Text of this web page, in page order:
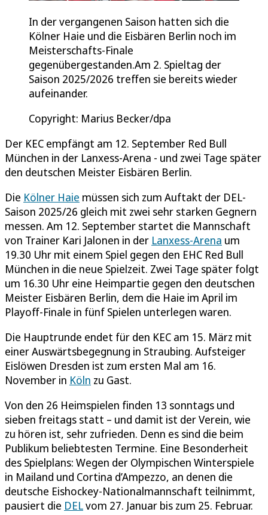
In der vergangenen Saison hatten sich die
Kölner Haie und die Eisbären Berlin noch im
Meisterschafts-Finale
gegenübergestanden.Am 2. Spieltag der
Saison 2025/2026 treffen sie bereits wieder
aufeinander.
Copyright: Marius Becker/dpa
Der KEC empfängt am 12. September Red Bull
München in der Lanxess-Arena - und zwei Tage später
den deutschen Meister Eisbären Berlin.
Die Kölner Haie müssen sich zum Auftakt der DEL-
Saison 2025/26 gleich mit zwei sehr starken Gegnern
messen. Am 12. September startet die Mannschaft
von Trainer Kari Jalonen in der Lanxess-Arena um
19.30 Uhr mit einem Spiel gegen den EHC Red Bull
München in die neue Spielzeit. Zwei Tage später folgt
um 16.30 Uhr eine Heimpartie gegen den deutschen
Meister Eisbären Berlin, dem die Haie im April im
Playoff-Finale in fünf Spielen unterlegen waren.
Die Hauptrunde endet für den KEC am 15. März mit
einer Auswärtsbegegnung in Straubing. Aufsteiger
Eislöwen Dresden ist zum ersten Mal am 16.
November in Köln zu Gast.
Von den 26 Heimspielen finden 13 sonntags und
sieben freitags statt – und damit ist der Verein, wie
zu hören ist, sehr zufrieden. Denn es sind die beim
Publikum beliebtesten Termine. Eine Besonderheit
des Spielplans: Wegen der Olympischen Winterspiele
in Mailand und Cortina d’Ampezzo, an denen die
deutsche Eishockey-Nationalmannschaft teilnimmt,
pausiert die DELvom 27. Januar bis zum 25. Februar.